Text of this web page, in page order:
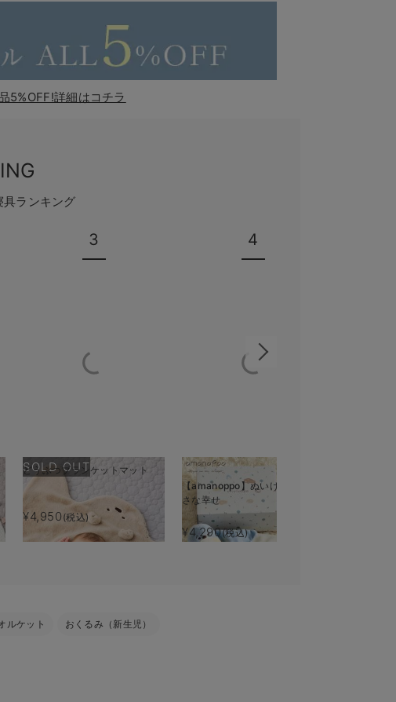
5%OFF!詳細はコチラ
具ランキング
3
SOLD OUT
どうぶつブランケットマット
¥4,950 (税込)
4
【amanoppo】ぬいけっと ちい
さな幸せ
¥4,290(税込)
ルケット おくるみ（新生児）